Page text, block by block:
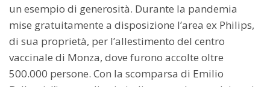
un esempio di generosità. Durante la pandemia
mise gratuitamente a disposizione l’area ex Philips,
di sua proprietà, per l’allestimento del centro
vaccinale di Monza, dove furono accolte oltre
500.000 persone. Con la scomparsa di Emilio